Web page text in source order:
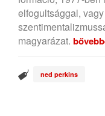
elfogultsággal,
magyarázat.
ned perkins